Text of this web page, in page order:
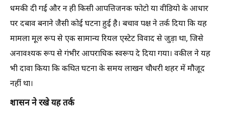
धमकी दी गई और न ही किसी आपत्तिजनक फोटो या वीडियो के आधार
पर दबाव बनाने जैसी कोई घटना हुई है। बचाव पक्ष ने तर्क दिया कि यह
मामला मूल रूप से एक सामान्य रियल एस्टेट विवाद से जुड़ा था, जिसे
अनावश्यक रूप से गंभीर आपराधिक स्वरूप दे दिया गया। वकील ने यह
भी दावा किया कि कथित घटना के समय लाखन चौधरी शहर में मौजूद
नहीं था।
शासन ने रखे यह तर्क